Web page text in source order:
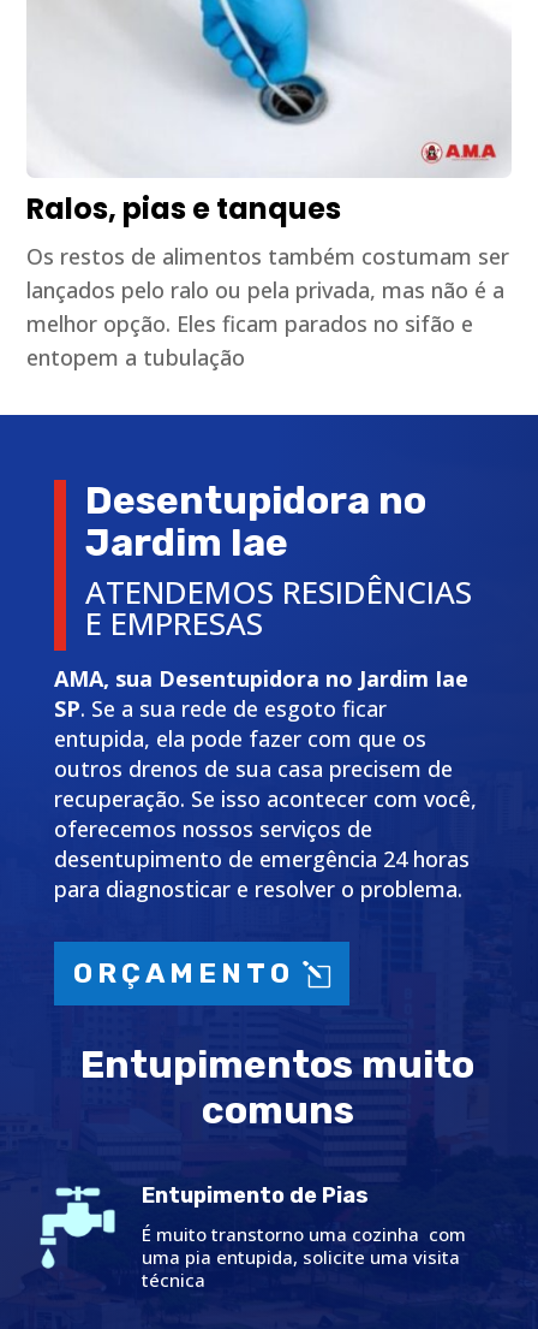
Ralos, pias e tanques
Os restos de alimentos também costumam ser
lançados pelo ralo ou pela privada, mas não é a
melhor opção. Eles ficam parados no sifão e
entopem a tubulação
Desentupidora no
Jardim Iae
ATENDEMOS RESIDÊNCIAS
E EMPRESAS
AMA, sua Desentupidora no Jardim Iae
SP. Se a sua rede de esgoto ficar
entupida, ela pode fazer com que os
outros drenos de sua casa precisem de
recuperação. Se isso acontecer com você,
oferecemos nossos serviços de
desentupimento de emergência 24 horas
para diagnosticar e resolver o problema.
ORÇAMENTO
Entupimentos muito
comuns
Entupimento de Pias
É muito transtorno uma cozinha com
uma pia entupida, solicite uma visita
técnica